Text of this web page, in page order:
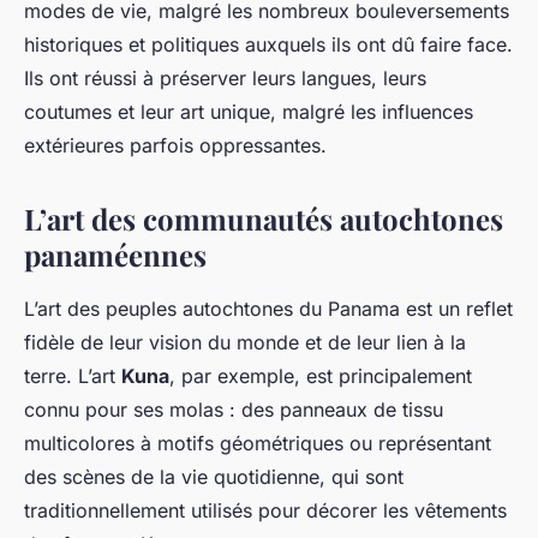
modes de vie, malgré les nombreux bouleversements
historiques et politiques auxquels ils ont dû faire face.
Ils ont réussi à préserver leurs langues, leurs
coutumes et leur art unique, malgré les influences
extérieures parfois oppressantes.
L’art des communautés autochtones
panaméennes
L’art des peuples autochtones du Panama est un reflet
fidèle de leur vision du monde et de leur lien à la
terre. L’art Kuna, par exemple, est principalement
connu pour ses molas : des panneaux de tissu
multicolores à motifs géométriques ou représentant
des scènes de la vie quotidienne, qui sont
traditionnellement utilisés pour décorer les vêtements